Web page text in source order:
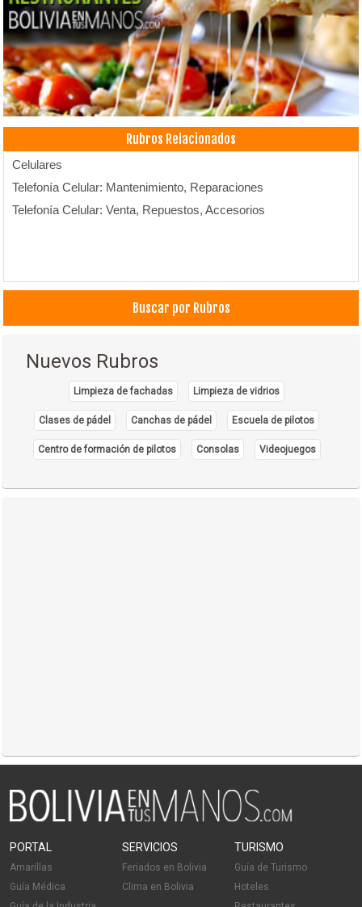
Rubros Relacionados
Celulares
Telefonía Celular: Mantenimiento, Reparaciones
Telefonía Celular: Venta, Repuestos, Accesorios
Buscar por Rubros
Nuevos Rubros
Limpieza de fachadas Limpieza de vidrios
Clases de pádel Canchas de pádel Escuela de pilotos
Centro de formación de pilotos Consolas Videojuegos
PORTAL
Amarillas
Guía Médica
SERVICIOS
Feriados en Bolivia
Clima en Bolivia
TURISMO
Guía de Turismo
Hoteles